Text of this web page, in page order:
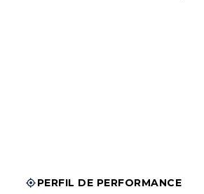
PERFIL DE PERFORMANCE